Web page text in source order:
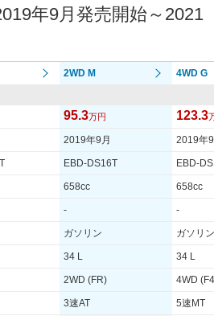
年9月発売開始～2021
2WD M 4WD G
95.3万円 123.3
2019年9月 2019年
EBD-DS16T EBD-
658cc 658cc
- -
ガソリン ガソリン
34 L 34 L
2WD (FR) 4WD
3速AT 5速MT